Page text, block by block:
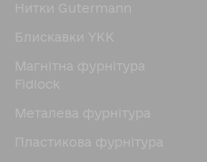
Нитки Gutermann
Блискавки YKK
Магнітна фурнітура
Fidlock
Металева фурнітура
Пластикова фурнітура